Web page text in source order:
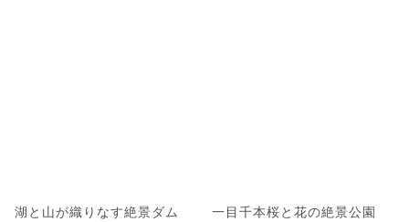
湖と山が織りなす絶景ダム 一目千本桜と花の絶景公園